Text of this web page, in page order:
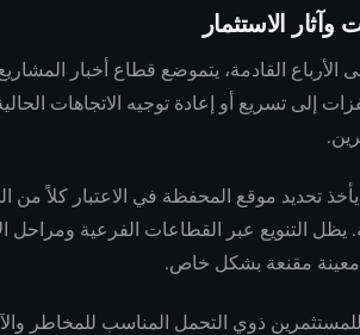
وآثار الاستثمار
الأرباع القادمة، يتموضع قطاع أخبار
إلى تسريع أو إعادة توجيه الاتجاهات
تحديد موقع المحفظة في الاعتبار كلاً من
يظل التنويع عبر القطاعات الفرعية ومراحل
مقنعة بشكل خاص.
للمستثمرين ذوي التحمل المناسب للمخاطر